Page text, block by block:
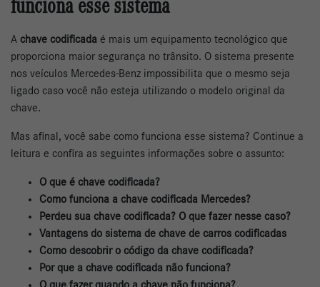
funciona esse sistema
A chave codificada é mais um equipamento tecnológico que
proporciona maior segurança no trânsito. O sistema presente
nos veículos Mercedes-Benz impossibilita que o mesmo seja
ligado caso você não esteja utilizando o modelo original da
chave.
Mas afinal, você sabe como funciona esse sistema? Continue a
leitura e confira as seguintes informações sobre o assunto:
O que é chave codificada?
Como funciona a chave codificada Mercedes?
Perdeu sua chave codificada? O que fazer nesse caso?
Vantagens do sistema de chave de carros codificadas
Como descobrir o código da chave codificada?
Por que a chave codificada não funciona?